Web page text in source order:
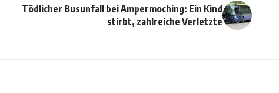
Tödlicher Busunfall bei Ampermoching: Ein Kind
stirbt, zahlreiche Verletzte